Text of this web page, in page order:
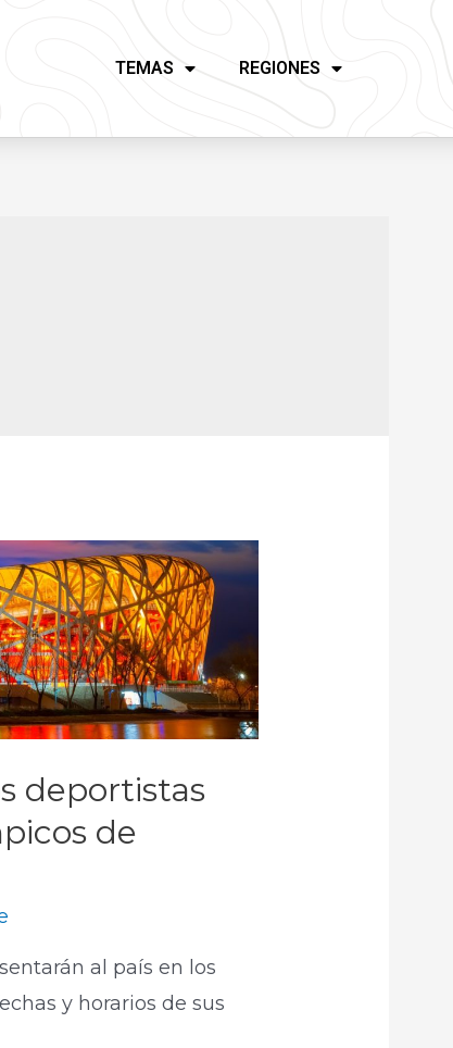
TEMAS REGIONES
deportistas
de
al país en los
y horarios de sus